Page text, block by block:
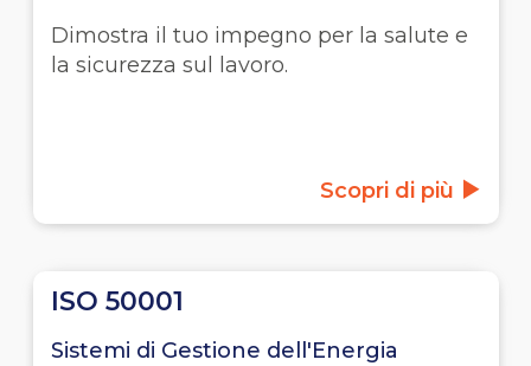
Dimostra il tuo impegno per la salute e
la sicurezza sul lavoro.
Scopri di più
ISO 50001
Sistemi di Gestione dell'Energia